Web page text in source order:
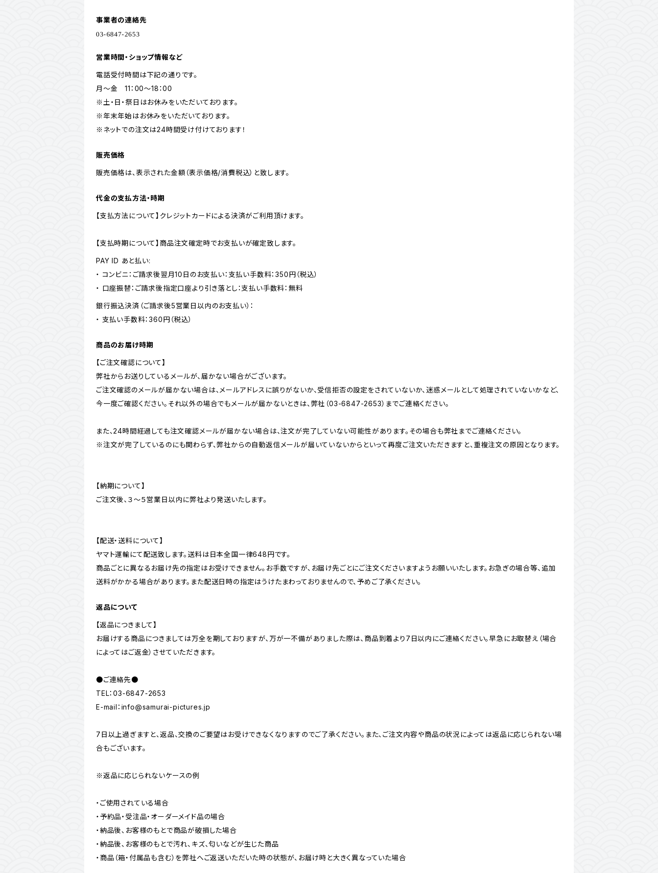
事業者の連絡先
営業時間・ショップ情報など
電話受付時間は下記の通りです。
月～金 11：00～18：00
※土・日・祭日はお休みをいただいております。
※年末年始はお休みをいただいております。
※ネットでの注文は24時間受け付けております！
販売価格
販売価格は、表示された金額（表示価格/消費税込）と致します。
代金の支払方法・時期
【支払方法について】クレジットカードによる決済がご利用頂けます。
【支払時期について】商品注文確定時でお支払いが確定致します。
PAY ID あと払い:
・ コンビニ：ご請求後翌月10日のお支払い：支払い手数料：350円（税込）
・ 口座振替：ご請求後指定口座より引き落とし：支払い手数料：無料
銀行振込決済（ご請求後5営業日以内のお支払い）：
・ 支払い手数料：360円（税込）
商品のお届け時期
【ご注文確認について】
弊社からお送りしているメールが、届かない場合がございます。
ご注文確認のメールが届かない場合は、メールアドレスに誤りがないか、受信拒否の設定をされていないか、迷惑メールとして処理されていないかなど、
今一度ご確認ください。それ以外の場合でもメールが届かないときは、弊社（03-6847-2653）までご連絡ください。
また、24時間経過しても注文確認メールが届かない場合は、注文が完了していない可能性があります。その場合も弊社までご連絡ください。
※注文が完了しているのにも関わらず、弊社からの自動返信メールが届いていないからといって再度ご注文いただきますと、重複注文の原因となります。
【納期について】
ご注文後、３～５営業日以内に弊社より発送いたします。
【配送・送料について】
ヤマト運輸にて配送致します。送料は日本全国一律648円です。
商品ごとに異なるお届け先の指定はお受けできません。お手数ですが、お届け先ごとにご注文くださいますようお願いいたします。お急ぎの場合等、追加
送料がかかる場合があります。また配送日時の指定はうけたまわっておりませんので、予めご了承ください。
返品について
【返品につきまして】
お届けする商品につきましては万全を期しておりますが、万が一不備がありました際は、商品到着より7日以内にご連絡ください。早急にお取替え（場合
によってはご返金）させていただきます。
●ご連絡先●
TEL：03-6847-2653
E-mail： info@samurai-pictures.jp
7日以上過ぎますと、返品、交換のご要望はお受けできなくなりますのでご了承ください。また、ご注文内容や商品の状況によっては返品に応じられない場
合もございます。
※返品に応じられないケースの例
・ご使用されている場合
・予約品・受注品・オーダーメイド品の場合
・納品後、お客様のもとで商品が破損した場合
・納品後、お客様のもとで汚れ、キズ、匂いなどが生じた商品
・商品（箱・付属品も含む）を弊社へご返送いただいた時の状態が、お届け時と大きく異なっていた場合